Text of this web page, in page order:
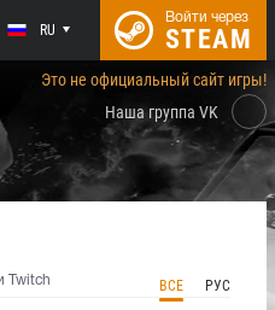
RU
Войти через
STEAM
Это не официальный сайт игры!
Наша группа VK
Twitch ВСЕ РУС